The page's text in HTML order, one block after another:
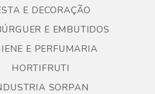
E DECORAÇÃO
E EMBUTIDOS
E PERFUMARIA
HORTIFRUTI
SORPAN